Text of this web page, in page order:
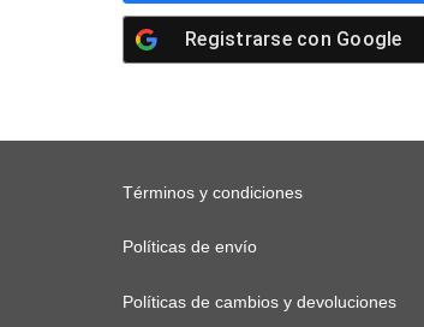
Registrarse con Google
Términos y condiciones
Políticas de envío
Políticas de cambios y devoluciones